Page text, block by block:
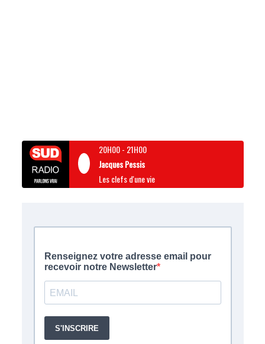
20H00- 21H00
Jacques Pessis
Les clefs d'une vie